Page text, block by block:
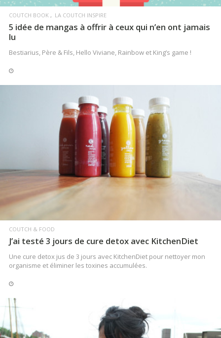
COUTCH BOOK LA COUTCH INSPIRE
5 idée de mangas à offrir à ceux qui n’en ont jamais
lu
Bestiarius, Père & Fils, Hello Viviane, Rainbow et King’s game !
LIRE LA SUITE
COUTCH & FOOD
J’ai testé 3 jours de cure detox avec KitchenDiet
Une cure detox jus de 3 jours avec KitchenDiet pour nettoyer mon
organisme et éliminer les toxines accumulées.